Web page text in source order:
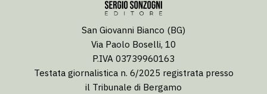
San Giovanni Bianco (BG)
Via Paolo Boselli, 10
P.IVA 03739960163
Testata giornalistica n. 6/2025 registrata presso
il Tribunale di Bergamo